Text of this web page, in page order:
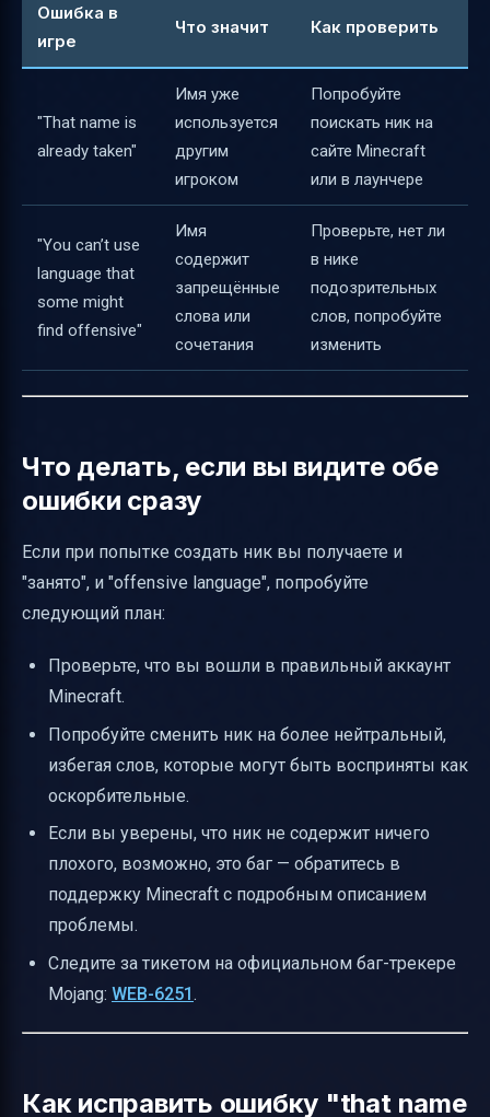
Ошибка в
игре
Что значит Как проверить
"That name is
already taken"
Имя уже
используется
другим
игроком
Попробуйте
поискать ник на
сайте Minecraft
или в лаунчере
"You can’t use
language that
some might
find offensive"
Имя
содержит
запрещённые
слова или
сочетания
Проверьте, нет ли
в нике
подозрительных
слов, попробуйте
изменить
Что делать, если вы видите обе
ошибки сразу
Если при попытке создать ник вы получаете и
"занято", и "offensive language", попробуйте
следующий план:
Проверьте, что вы вошли в правильный аккаунт
Minecraft.
Попробуйте сменить ник на более нейтральный,
избегая слов, которые могут быть восприняты как
оскорбительные.
Если вы уверены, что ник не содержит ничего
плохого, возможно, это баг — обратитесь в
поддержку Minecraft с подробным описанием
проблемы.
Следите за тикетом на официальном баг-трекере
Mojang: WEB-6251 .
Как исправить ошибку "that name